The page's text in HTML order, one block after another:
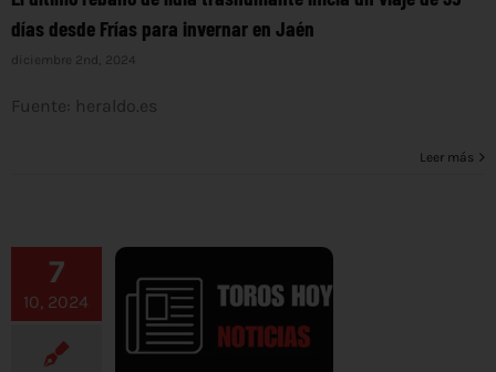
días desde Frías para invernar en Jaén
diciembre 2nd, 2024
Fuente: heraldo.es
Leer más
7
10, 2024